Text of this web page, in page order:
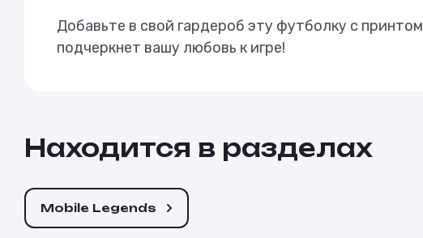
Добавьте в свой гардероб эту футболку с принтом
подчеркнет вашу любовь к игре!
Находится в разделах
Mobile Legends